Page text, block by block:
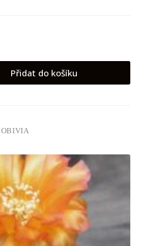
Přidat do košíku